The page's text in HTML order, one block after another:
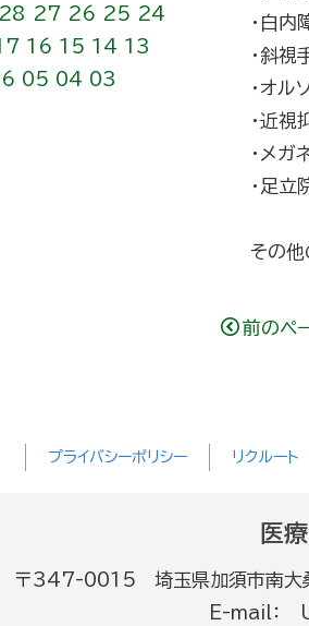
・白
・斜
・オル
・近
・メ
・足
その他
前のペ
28 27 26 25 24
16 15 14 13
05 04 03
プライバシーポリシー リクルート
医
〒347-0015 埼玉県加須市南
E-mail：